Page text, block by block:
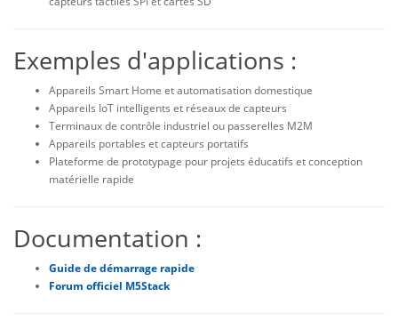
Exemples d'applications :
Appareils Smart Home et automatisation domestique
Appareils IoT intelligents et réseaux de capteurs
Terminaux de contrôle industriel ou passerelles M2M
Appareils portables et capteurs portatifs
Plateforme de prototypage pour projets éducatifs et conception
matérielle rapide
Documentation :
Guide de démarrage rapide
Forum officiel M5Stack